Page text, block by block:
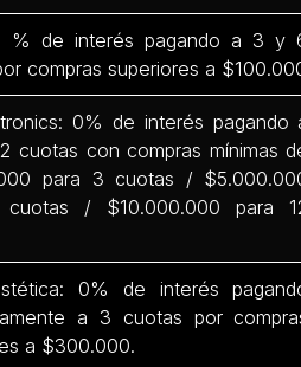
% de interés pagando a 3 y
compras superiores a
0% de interés pagando
cuotas con compras mínimas
para 3 cuotas /
/ $10.000.000 para
0% de interés
a 3 cuotas por
a $300.000.